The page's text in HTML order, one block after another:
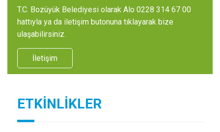
T.C. Bozüyük Belediyesi olarak Alo 0228 314 67 00
hattıyla ya da iletişim butonuna tıklayarak bize
ulaşabilirsiniz.
İletişim
ETKİNLİKLER